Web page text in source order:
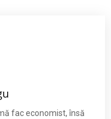
fac economist, însă